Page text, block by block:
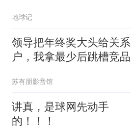
地球记
领导把年终奖大头给关系
户，我拿最少后跳槽竞品
苏有朋影音馆
讲真，是球网先动手
的！！！